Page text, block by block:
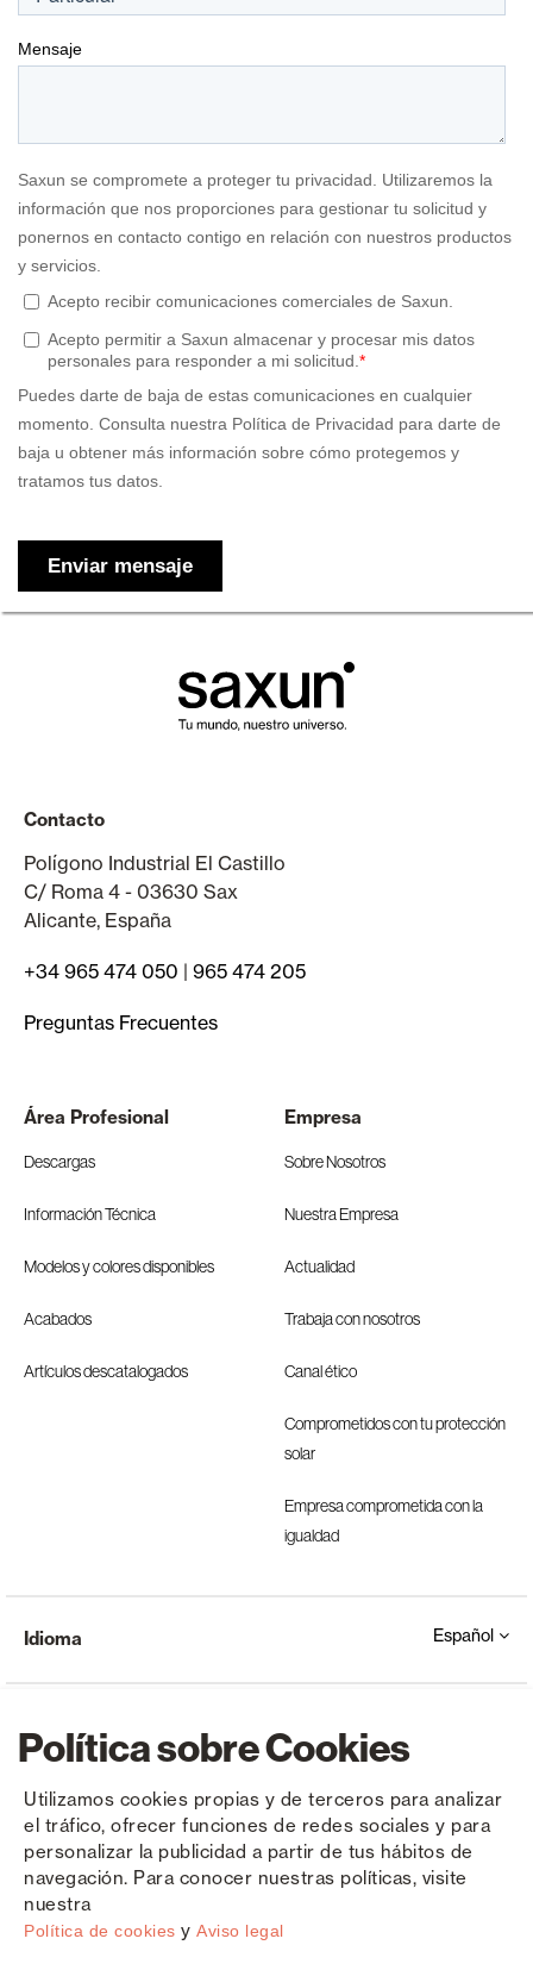
Política sobre Cookies
Utilizamos cookies propias y de terceros para analizar
el tráfico, ofrecer funciones de redes sociales y para
personalizar la publicidad a partir de tus hábitos de
navegación. Para conocer nuestras políticas, visite
nuestra
Política de cookies y Aviso legal
Contacto
Polígono Industrial El Castillo
C/ Roma 4 - 03630 Sax
Alicante, España
+34 965 474 050 | 965 474 205
Preguntas Frecuentes
Área Profesional
Descargas
Información Técnica
Modelos y colores disponibles
Acabados
Artículos descatalogados
Empresa
Sobre Nosotros
Nuestra Empresa
Actualidad
Trabaja con nosotros
Canal ético
Comprometidos con tu protección
solar
Empresa comprometida con la
igualdad
Copyright © Saxun 2023 - 2026 Política de privacidad Aviso legal Cookies
Idioma Español